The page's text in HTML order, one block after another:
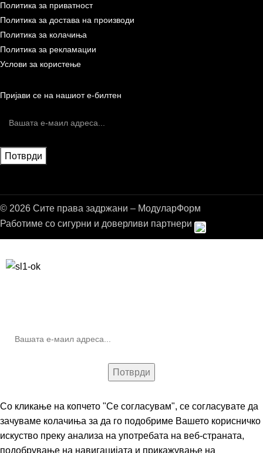
Политика за приватност
Политика за достава на производи
Политика за колачиња
Политика за рекламации
Услови за користење
Пријави се на нашиот е-билтен
© 2026 Сите права задржани – МодуларФорм
Работиме со сигурни и доверливи партнери
Со кликање на копчето "Се согласувам", се согласувате да
зачуваме колачиња за да го подобриме Вашето корисничко
искуство преку анализа на употребата на веб-страната,
подобрување на навигацијата и прикажување на